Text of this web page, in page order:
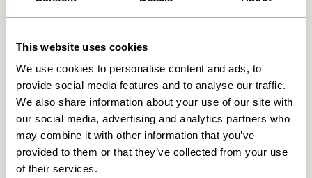
This website uses cookies
We use cookies to personalise content and ads, to
provide social media features and to analyse our traffic.
We also share information about your use of our site with
our social media, advertising and analytics partners who
may combine it with other information that you’ve
provided to them or that they’ve collected from your use
of their services.
Relaterede varer